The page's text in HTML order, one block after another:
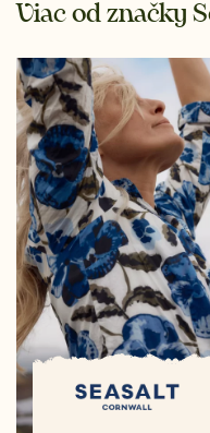
Viac od značky